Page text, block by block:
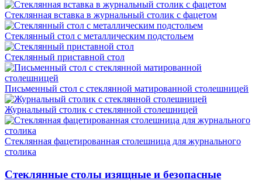
Стеклянная вставка в журнальный столик с фацетом
Стеклянный стол с металлическим подстольем
Стеклянный приставной стол
Письменный стол с стеклянной матированной столешницей
Журнальный столик с стеклянной столешницей
Стеклянная фацетированная столешница для журнального
столика
Стеклянные столы изящные и безопасные